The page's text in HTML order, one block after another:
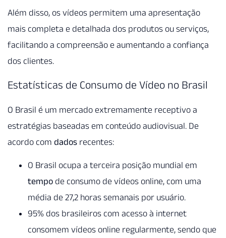
Além disso, os vídeos permitem uma apresentação
mais completa e detalhada dos produtos ou serviços,
facilitando a compreensão e aumentando a confiança
dos clientes.
Estatísticas de Consumo de Vídeo no Brasil
O Brasil é um mercado extremamente receptivo a
estratégias baseadas em conteúdo audiovisual. De
acordo com dados recentes:
O Brasil ocupa a terceira posição mundial em
tempo de consumo de vídeos online, com uma
média de 27,2 horas semanais por usuário.
95% dos brasileiros com acesso à internet
consomem vídeos online regularmente, sendo que